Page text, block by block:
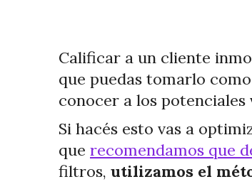
Calificar a un cliente
que puedas tomarlo
conocer a los potenciales
Si hacés esto vas a
que recomendamos que
filtros, utilizamos el